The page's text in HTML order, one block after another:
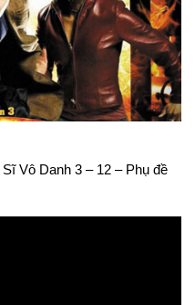
Vô Danh 3 – 12 – Phụ đề